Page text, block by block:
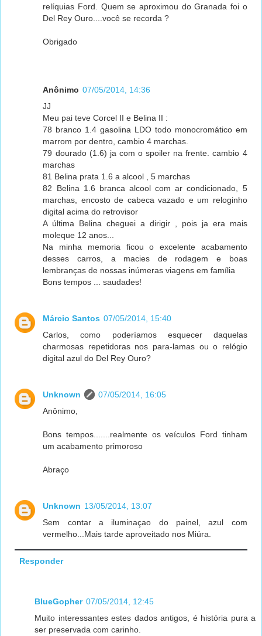
relíquias Ford. Quem se aproximou do Granada foi o
Del Rey Ouro....você se recorda ?
Obrigado
Anônimo 07/05/2014, 14:36
JJ
Meu pai teve Corcel II e Belina II :
78 branco 1.4 gasolina LDO todo monocromático em
marrom por dentro, cambio 4 marchas.
79 dourado (1.6) ja com o spoiler na frente. cambio 4
marchas
81 Belina prata 1.6 a alcool , 5 marchas
82 Belina 1.6 branca alcool com ar condicionado, 5
marchas, encosto de cabeca vazado e um reloginho
digital acima do retrovisor
A última Belina cheguei a dirigir , pois ja era mais
moleque 12 anos...
Na minha memoria ficou o excelente acabamento
desses carros, a macies de rodagem e boas
lembranças de nossas inúmeras viagens em família
Bons tempos ... saudades!
Márcio Santos 07/05/2014, 15:40
Carlos, como poderíamos esquecer daquelas
charmosas repetidoras nos para-lamas ou o relógio
digital azul do Del Rey Ouro?
Unknown
07/05/2014, 16:05
Anônimo,
Bons tempos.......realmente os veículos Ford tinham
um acabamento primoroso
Abraço
Unknown 13/05/2014, 13:07
Sem contar a iluminaçao do painel, azul com
vermelho...Mais tarde aproveitado nos Miúra.
Responder
BlueGopher 07/05/2014, 12:45
Muito interessantes estes dados antigos, é história pura a
ser preservada com carinho.